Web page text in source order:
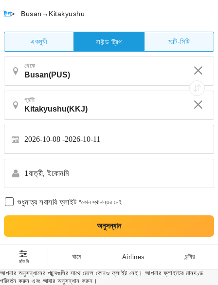
টপ> Busan→Kitakyushu
একমুখী রাউন্ড ট্রিপ মাল্টি-সিটি
থেকে
প্রতি
2026-10-08 2026-10-11
1যাত্রী, ইকোনমি
শুধুমাত্র সরাসরি ফ্লাইট *কোন স্থানান্তর নেই
অনুসন্ধান
ছাঁকনি
থামে Airlines ঘন্টার
আপনার অনুসন্ধানের পছন্দগুলির সাথে মেলে কোনও ফ্লাইট নেই। আপনার ফ্লাইটের মানদণ্ড
পরিবর্তন করুন এবং আবার অনুসন্ধান করুন।